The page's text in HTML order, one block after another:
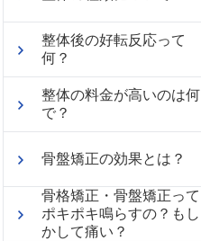
整体後の好転反応って
何？
整体の料金が高いのは何
で？
骨盤矯正の効果とは？
骨格矯正・骨盤矯正って
ポキポキ鳴らすの？もし
かして痛い？